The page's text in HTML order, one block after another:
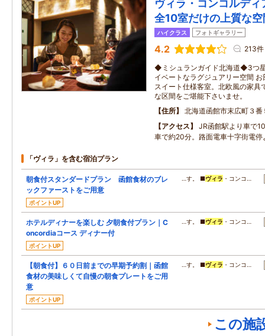
ヴィラ・コンコルデ
全10室だけの上質な
ハイクラス フォトギャラリー
4.2 213件
◆ミシュランガイド北海道◆3つ
イベートなラグジュアリー空間
スイート仕様客室。北欧風の家具
な区間をご堪能下さいませ。
住所
北海道函館市末広町３番
アクセス
JR函館駅より車で
車で約20分。路面電車十字街電停
「ヴィラ」を含む宿泊プラン
朝食付スタンダードプラン 函館食材のブレ
ックファーストをご用意
ポイントUP
…す。 ■ヴィラ ・コンコ…
ホテルディナーを楽しむ 夕朝食付プラン｜C
oncordiaコース ディナー付
ポイントUP
…す。 ■ヴィラ ・コンコ…
【朝食付】６０日前までの早期予約割｜函館
食材の美味しくて自慢の朝食プレートをご用
意
ポイントUP
…す。 ■ヴィラ ・コンコ…
この施